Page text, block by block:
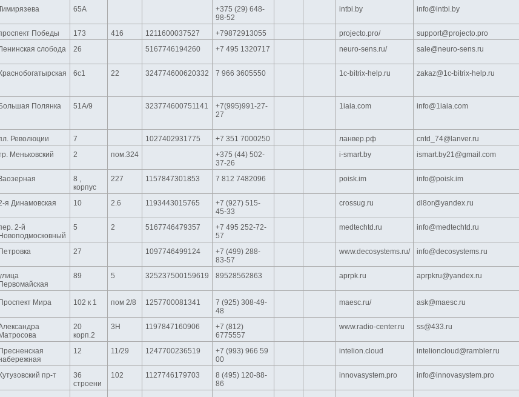
65А
+375 (29) 648-
98-52
intbi.by info@intbi.by
Победы 173 416 1211600037527 +79872913055 projecto.pro/
support@projecto.pro
слобода 26 5167746194260 +7 495 1320717 neuro-sens.ru/ sale@neuro-sens.ru
Краснобогатырская 6с1 22 324774600620332 7 966 3605550 1c-bitrix-help.ru zakaz@1c-bitrix-help.ru
Большая Полянка 51А/9 323774600751141
+7(995)991-27-
27
1iaia.com info@1iaia.com
Революции 7 1027402931775 +7 351 7000250 ланвер.рф
cntd_74@lanver.ru
Меньковский 2 пом.324
+375 (44) 502-
37-26
i-smart.by ismart.by21@gmail.com
8 ,
корпус
227 1157847301853 7 812 7482096 poisk.im info@poisk.im
я Динамовская 10 2.6 1193443015765
+7 (927) 515-
45-33
crossug.ru dl8or@yandex.ru
2-й
Новоподмосковный
5 2 5167746479357
+7 495 252-72-
57
medtechtd.ru info@medtechtd.ru
Петровка 27 1097746499124
+7 (499) 288-
83-57
www.decosystems.ru/ info@decosystems.ru
Первомайская
89 5 325237500159619 89528562863 aprpk.ru aprpkru@yandex.ru
Проспект Мира 102 к 1 пом 2/8 1257700081341
7 (925) 308-49-
48
maesc.ru/ ask@maesc.ru
Матросова
20
корп.2
3Н 1197847160906
+7 (812)
6775557
www.radio-center.ru ss@433.ru
Пресненская
12 11/29 1247700236519
+7 (993) 966 59
00
intelion.cloud intelioncloud@rambler.ru
Кутузовский пр-т
36
строени
102 1127746179703
8 (495) 120-88-
86
innovasystem.pro info@innovasystem.pro